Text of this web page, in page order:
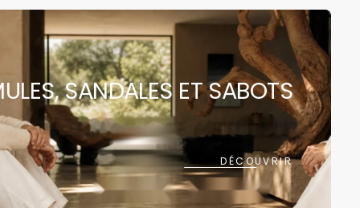
SANDALES ET SABOTS
DÉCOUVRIR
est
vide
été sélectionné.